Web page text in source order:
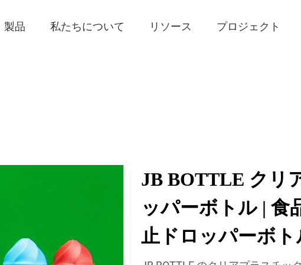
製品 私たちについて リソース プロジェクト
JB BOTTLE クリ
ッパーボトル | 食
止ドロッパーボト